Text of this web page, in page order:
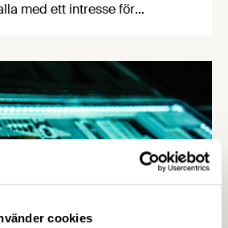
cookies
med ett intresse för
du Livsmedelsföretagens